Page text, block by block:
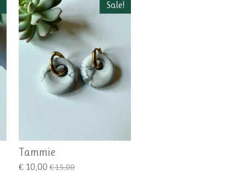
Sale!
Tammie
€ 10,00 € 15,00